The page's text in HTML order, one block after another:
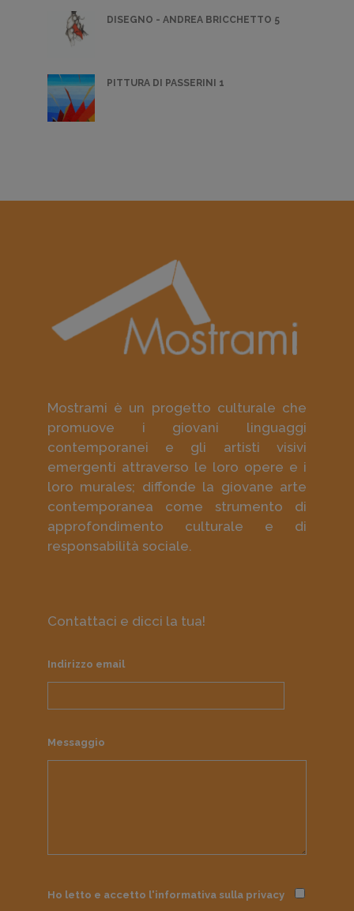
DISEGNO - ANDREA BRICCHETTO 5
PITTURA DI PASSERINI 1
Mostrami è un progetto culturale che
promuove i giovani linguaggi
contemporanei e gli artisti visivi
emergenti attraverso le loro opere e i
loro murales; diffonde la giovane arte
contemporanea come strumento di
approfondimento culturale e di
responsabilità sociale.
Contattaci e dicci la tua!
Indirizzo email
Messaggio
Ho letto e accetto l'informativa sulla privacy